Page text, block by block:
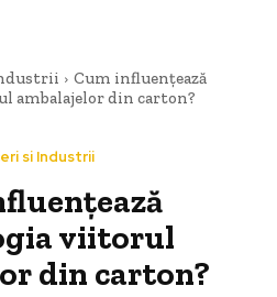
Cum influențează
ambalajelor din carton?
si Industrii
viitorul
din carton?